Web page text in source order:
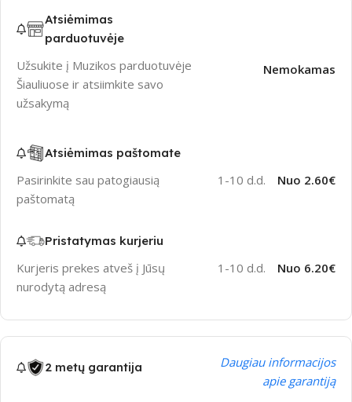
Atsiėmimas
parduotuvėje
Užsukite į Muzikos parduotuvėje
Šiauliuose ir atsiimkite savo
užsakymą
Nemokamas
Atsiėmimas paštomate
Pasirinkite sau patogiausią
paštomatą
1-10 d.d. Nuo 2.60€
Pristatymas kurjeriu
Kurjeris prekes atveš į Jūsų
nurodytą adresą
1-10 d.d. Nuo 6.20€
2 metų garantija
Daugiau informacijos
apie garantiją